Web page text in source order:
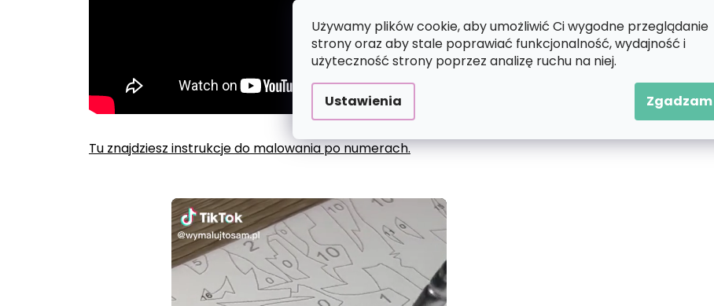
Używamy plików cookie, aby umożliwić Ci wygodne przeglądanie
strony oraz aby stale poprawiać funkcjonalność, wydajność i
użyteczność strony poprzez analizę ruchu na niej.
Ustawienia Zgadzam
Tu znajdziesz instrukcje do malowania po numerach.